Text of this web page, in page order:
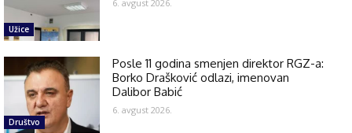
Užice
6. avgust 2026.
Društvo
Posle 11 godina smenjen direktor RGZ-a:
Borko Drašković odlazi, imenovan
Dalibor Babić
6. avgust 2026.